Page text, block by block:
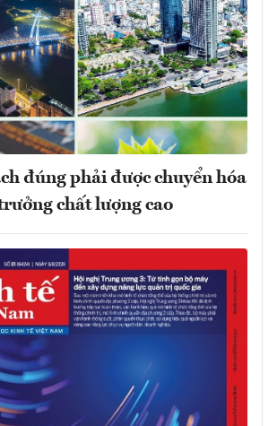
đúng phải được chuyển hóa
chất lượng cao